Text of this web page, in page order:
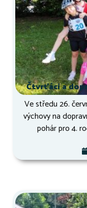
Čtvrťáci a
Ve středu 26.
výchovy na
pohár pro 4.